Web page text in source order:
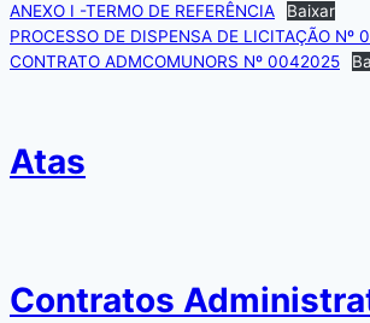
ANEXO I -TERMO DE REFERÊNCIA
Baixar
PROCESSO DE DISPENSA DE LICITAÇÃO Nº
CONTRATO ADMCOMUNORS Nº 0042025
Atas
Contratos